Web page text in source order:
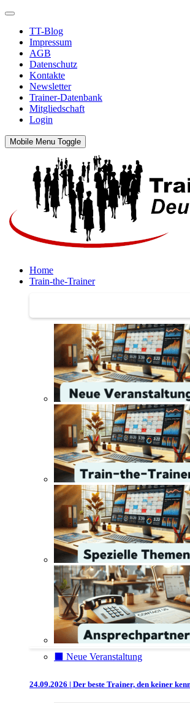
TT-Blog
Impressum
AGB
Datenschutz
Kontakte
Newsletter
Trainer-Datenbank
Mitgliedschaft
Login
Mobile Menu Toggle
Home
Train-the-Trainer
⬛️ Neue Veranstaltung
24.09.2026 | Der beste Trainer, den keiner